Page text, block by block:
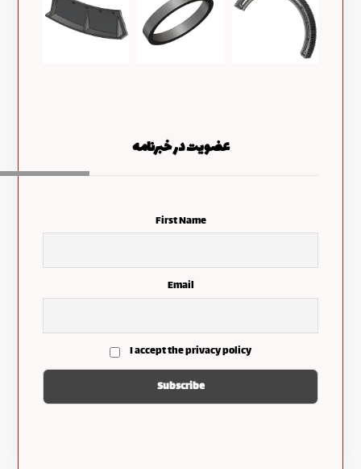
عضویت در خبرنامه
First Name
Email
I accept the privacy policy